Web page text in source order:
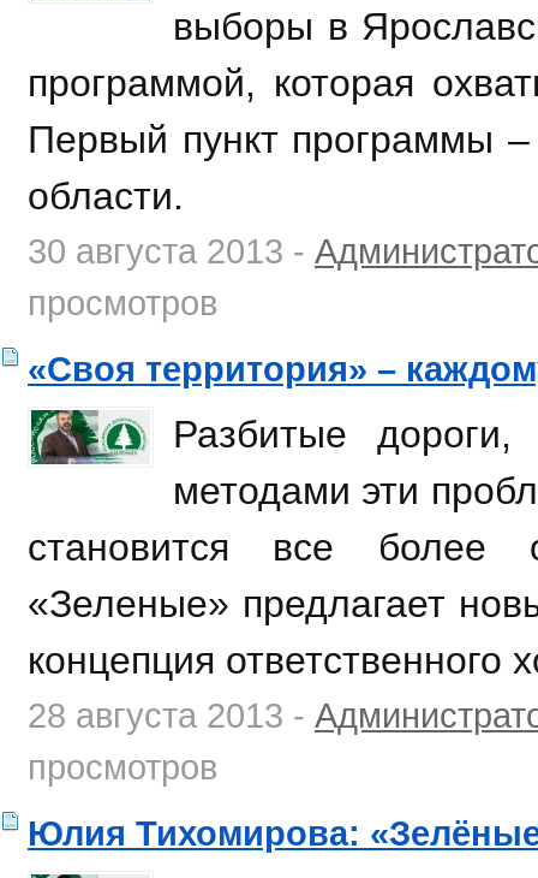
выборы в
программой, которая
Первый пункт программы –
области.
30 августа 2013 -
просмотров
«Своя территория» –
Разбитые
методами эти
становится все более
«Зеленые» предлагает
концепция ответственного
28 августа 2013 -
просмотров
Юлия Тихомирова: